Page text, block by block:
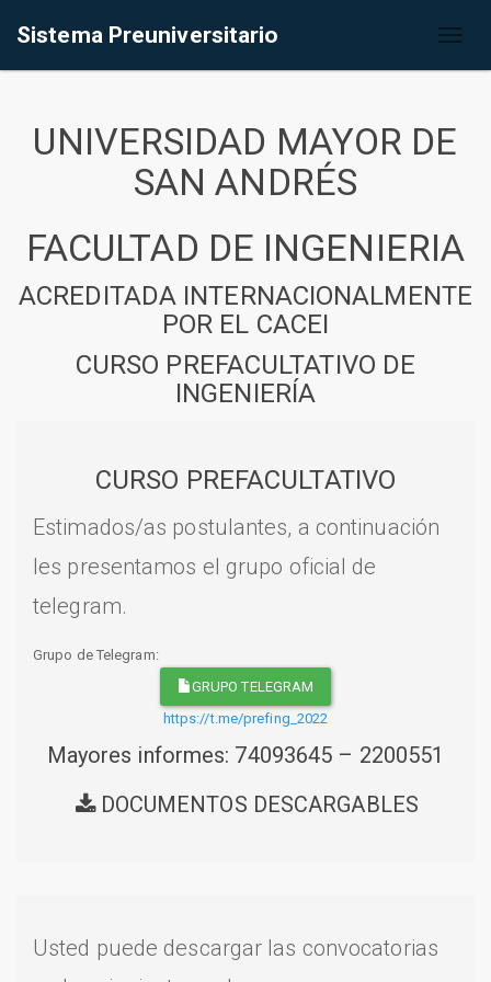
Sistema Preuniversitario
UNIVERSIDAD MAYOR DE
SAN ANDRÉS
FACULTAD DE INGENIERIA
ACREDITADA INTERNACIONALMENTE
POR EL CACEI
CURSO PREFACULTATIVO DE
INGENIERÍA
CURSO PREFACULTATIVO
Estimados/as postulantes, a continuación
les presentamos el grupo oficial de
telegram.
Grupo de Telegram:
GRUPO TELEGRAM
https://t.me/prefing_2022
Mayores informes: 74093645 – 2200551
DOCUMENTOS DESCARGABLES
Usted puede descargar las convocatorias